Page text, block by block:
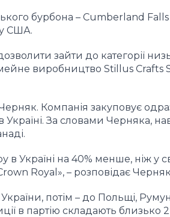
бурбона – Cumberland Falls
у США.
зайти до категорії
виробництво Stillus Crafts
Компанія закуповує
За словами Черняка,
в Україні на 40% менше, ніж у
Royal», – розповідає
потім – до Польщі,
в партію складають близько